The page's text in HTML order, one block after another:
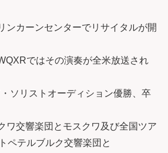
ンカーンセンターでリサイタルが開
ではその演奏が全米放送され
ソリストオーディション優勝、卒
ワ交響楽団とモスクワ及び全国ツア
ペテルブルク交響楽団と